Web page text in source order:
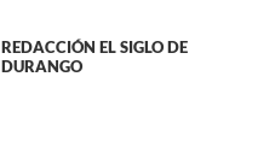
REDACCIÓN EL SIGLO DE
DURANGO